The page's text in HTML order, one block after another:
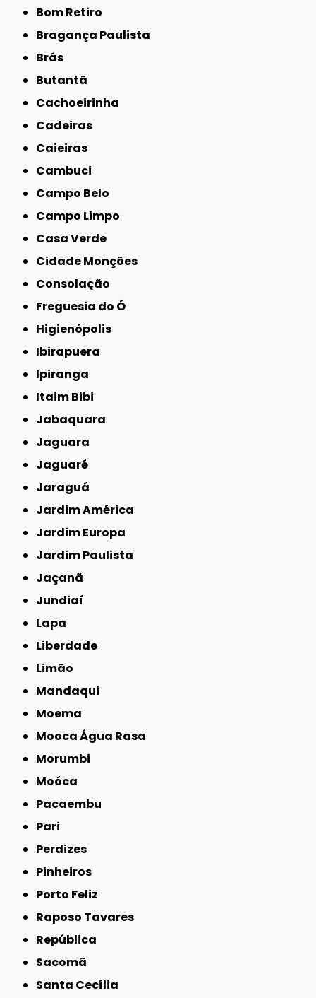
Bom Retiro
Bragança Paulista
Brás
Butantã
Cachoeirinha
Cadeiras
Caieiras
Cambuci
Campo Belo
Campo Limpo
Casa Verde
Cidade Monções
Consolação
Freguesia do Ó
Higienópolis
Ibirapuera
Ipiranga
Itaim Bibi
Jabaquara
Jaguara
Jaguaré
Jaraguá
Jardim América
Jardim Europa
Jardim Paulista
Jaçanã
Jundiaí
Lapa
Liberdade
Limão
Mandaqui
Moema
Mooca Água Rasa
Morumbi
Moóca
Pacaembu
Pari
Perdizes
Pinheiros
Porto Feliz
Raposo Tavares
República
Sacomã
Santa Cecília